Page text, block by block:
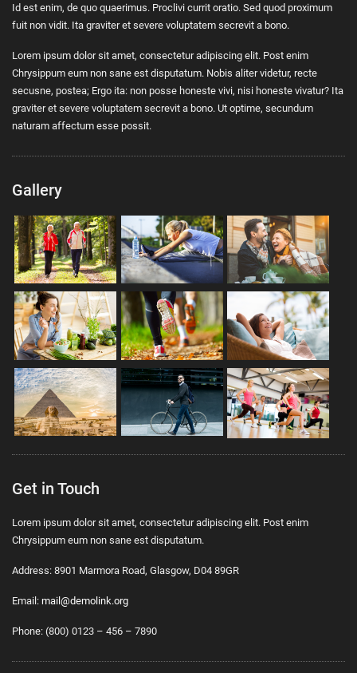
Id est enim, de quo quaerimus. Proclivi currit oratio. Sed quod proximum
fuit non vidit. Ita graviter et severe voluptatem secrevit a bono.
Lorem ipsum dolor sit amet, consectetur adipiscing elit. Post enim
Chrysippum eum non sane est disputatum. Nobis aliter videtur, recte
secusne, postea; Ergo ita: non posse honeste vivi, nisi honeste vivatur? Ita
graviter et severe voluptatem secrevit a bono. Ut optime, secundum
naturam affectum esse possit.
Gallery
Get in Touch
Lorem ipsum dolor sit amet, consectetur adipiscing elit. Post enim
Chrysippum eum non sane est disputatum.
Address: 8901 Marmora Road, Glasgow, D04 89GR
Email: mail@demolink.org
Phone: (800) 0123 – 456 – 7890